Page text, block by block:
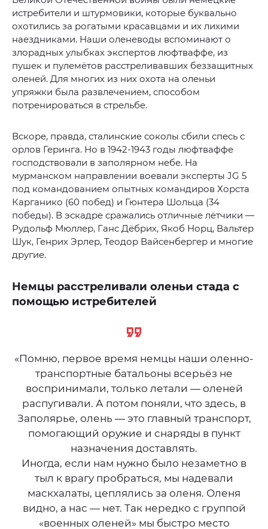
истребители и штурмовики, которые буквально
охотились за рогатыми красавцами и их лихими
наездниками. Наши оленеводы вспоминают о
злорадных улыбках экспертов люфтваффе, из
пушек и пулемётов расстреливавших беззащитных
оленей. Для многих из них охота на оленьи
упряжки была развлечением, способом
потренироваться в стрельбе.
Вскоре, правда, сталинские соколы сбили спесь с
орлов Геринга. Но в 1942-1943 годы люфтваффе
господствовали в заполярном небе. На
мурманском направлении воевали эксперты JG 5
под командованием опытных командиров Хорста
Карганико (60 побед) и Гюнтера Шольца (34
победы). В эскадре сражались отличные лётчики —
Рудольф Мюллер, Ганс Дёбрих, Якоб Норц, Вальтер
Шук, Генрих Эрлер, Теодор Вайсенбергер и многие
другие.
Немцы расстреливали оленьи стада с
помощью истребителей
«Помню, первое время немцы наши оленно-
транспортные батальоны всерьёз не
воспринимали, только летали — оленей
распугивали. А потом поняли, что здесь, в
Заполярье, олень — это главный транспорт,
помогающий оружие и снаряды в пункт
назначения доставлять.
Иногда, если нам нужно было незаметно в
тыл к врагу пробраться, мы надевали
маскхалаты, цеплялись за оленя. Оленя
видно, а нас — нет. Так нередко с группой
«военных оленей» мы быстро место